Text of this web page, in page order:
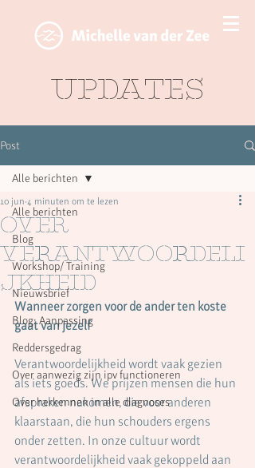
Updates
Post
Alle berichten
Blog
Workshop/ Training
Nieuwsbrief
Blog: Aanpassing
Reddersgedrag
Over aanwezig zijn ipv functioneren
Over herkennen in alle diagnoses
Alle berichten
Over
Verantwoordeli
jkheid
10 jun 4 minuten om te lezen
Wanneer zorgen voor de ander ten koste
gaat van jezelf
Verantwoordelijkheid wordt vaak gezien
als iets goeds. We prijzen mensen die hun
afspraken nakomen, die voor anderen
klaarstaan, die hun schouders ergens
onder zetten. In onze cultuur wordt
verantwoordelijkheid vaak gekoppeld aan